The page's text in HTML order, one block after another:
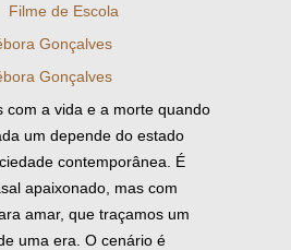
Filme de Escola
Gonçalves
Gonçalves
com a vida e a morte quando
um depende do estado
contemporânea. É
apaixonado, mas com
amar, que traçamos um
uma era. O cenário é